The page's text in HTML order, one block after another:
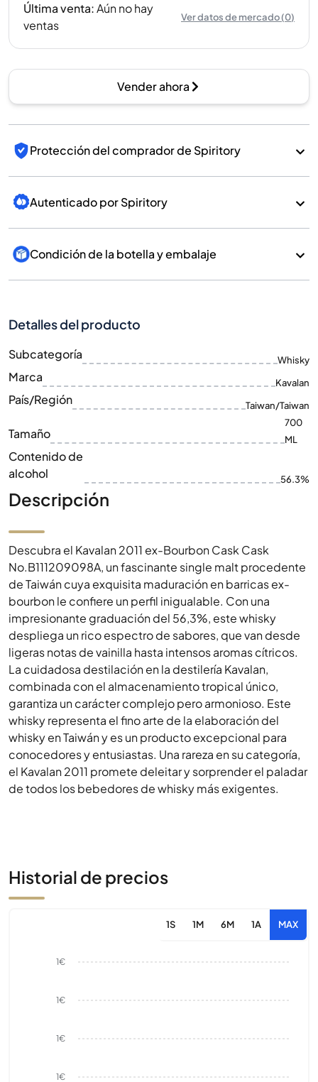
Última venta:Aún no hay
ventas
Ver datos de mercado(0)
Vender ahora
Protección del comprador de Spiritory
Autenticado por Spiritory
Condición de la botella y embalaje
Detalles del producto
Subcategoría Whisky
Marca Kavalan
País/Región Taiwan/Taiwan
Tamaño
700
ML
Contenido de
alcohol
56.3%
Descripción
Descubra el Kavalan 2011 ex-Bourbon Cask Cask
No.B111209098A, un fascinante single malt procedente
de Taiwán cuya exquisita maduración en barricas ex-
bourbon le confiere un perfil inigualable. Con una
impresionante graduación del 56,3%, este whisky
despliega un rico espectro de sabores, que van desde
ligeras notas de vainilla hasta intensos aromas cítricos.
La cuidadosa destilación en la destilería Kavalan,
combinada con el almacenamiento tropical único,
garantiza un carácter complejo pero armonioso. Este
whisky representa el fino arte de la elaboración del
whisky en Taiwán y es un producto excepcional para
conocedores y entusiastas. Una rareza en su categoría,
el Kavalan 2011 promete deleitar y sorprender el paladar
de todos los bebedores de whisky más exigentes.
Historial de precios
1S 1M 6M 1A MAX
1€
1€
1€
1€